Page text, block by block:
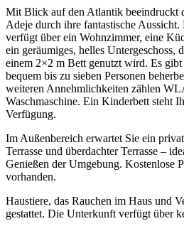
Mit Blick auf den Atlantik beeindruckt
Adeje durch ihre fantastische
verfügt über ein Wohnzimmer, eine
ein geräumiges, helles Untergeschoss,
einem 2×2 m Bett genutzt wird. Es gibt
bequem bis zu sieben Personen
weiteren Annehmlichkeiten zählen
Waschmaschine. Ein Kinderbett steht
Verfügung.
Im Außenbereich erwartet Sie ein
Terrasse und überdachter Terrasse –
Genießen der Umgebung. Kostenlose
vorhanden.
Haustiere, das Rauchen im Haus und
gestattet. Die Unterkunft verfügt über